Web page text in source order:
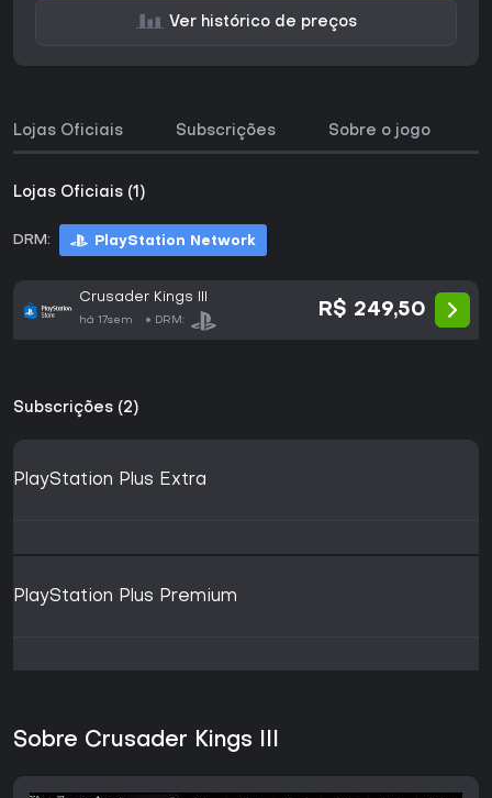
Ver histórico de preços
Lojas Oficiais Subscrições Sobre o jogo
Lojas Oficiais (1)
DRM: PlayStation Network
Crusader Kings III
há 17sem DRM:
R$ 249,50
Subscrições (2)
PlayStation Plus Extra
PlayStation Plus Premium
Sobre Crusader Kings III